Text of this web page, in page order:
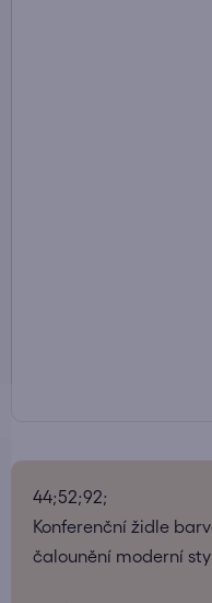
44;52;92;
Konferenční židle
čalounění moderní